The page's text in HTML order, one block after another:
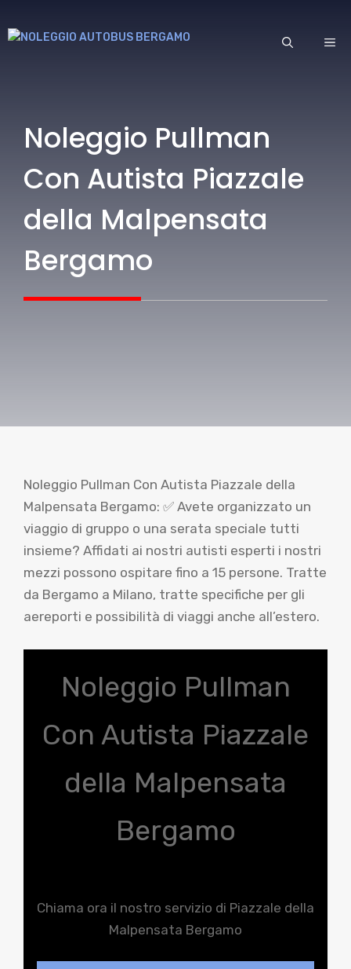
al
Noleggio Pullman
Con Autista Piazzale
della Malpensata
Bergamo
Noleggio Pullman Con Autista Piazzale della
Malpensata Bergamo: ✅ Avete organizzato un
viaggio di gruppo o una serata speciale tutti
insieme? Affidati ai nostri autisti esperti i nostri
mezzi possono ospitare fino a 15 persone. Tratte
da Bergamo a Milano, tratte specifiche per gli
aereporti e possibilità di viaggi anche all’estero.
Noleggio Pullman
Con Autista Piazzale
della Malpensata
Bergamo
Chiama ora il nostro servizio di Piazzale della
Malpensata Bergamo